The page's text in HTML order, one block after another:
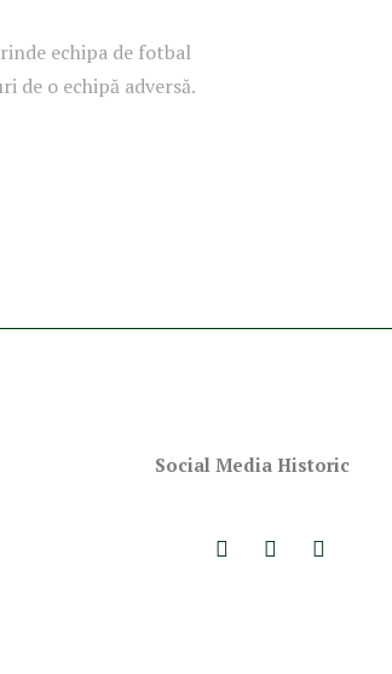
echipa de fotbal
de o echipă adversă.
Social Media Historic